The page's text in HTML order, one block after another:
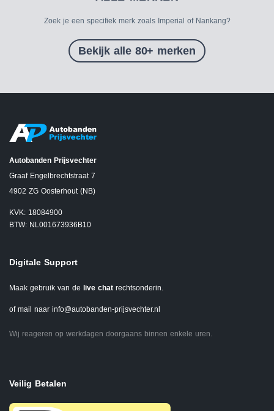
Zoek je een specifiek merk zoals Imperial of Nankang?
Bekijk alle 80+ merken
Autobanden Prijsvechter
Graaf Engelbrechtstraat 7
4902 ZG Oosterhout (NB)
KVK: 18084900
BTW: NL001673936B10
Digitale Support
Maak gebruik van de live chat rechtsonderin.
of mail naar info@autobanden-prijsvechter.nl
Wij reageren op werkdagen doorgaans binnen enkele uren.
Veilig Betalen